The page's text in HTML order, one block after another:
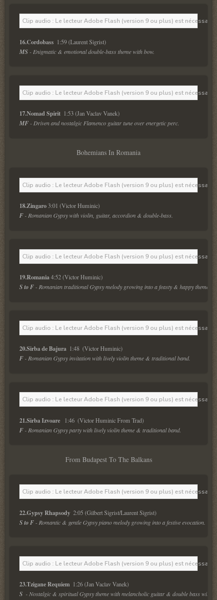
Clip audio : Le lecteur Adobe Flash (version 9 ou plus) est
16.Cordobass 1:59 (Laurent Sigrist)
MS - Enigmatic & emotional double-bass theme with bow.
Clip audio : Le lecteur Adobe Flash (version 9 ou plus) est
17.Nomad Spirit 1:53 (Jan Vaclav Vanek)
MF - Driven and nostalgic Flamenco guitar tune over energetic perc.
Bohemians In Romania
Clip audio : Le lecteur Adobe Flash (version 9 ou plus) est
18.Zingaro 3:01 (Victor Huminic)
F - Romanian Gypsy with violin, guitar, accordion & double-bass.
Clip audio : Le lecteur Adobe Flash (version 9 ou plus) est
19.Romania 4:52 (Victor Huminic)
S to F - Romanian traditional Gypsy melody growing into a feasty & happy theme.
Clip audio : Le lecteur Adobe Flash (version 9 ou plus) est
20.Sirba de Bajura 1:48  (Victor Huminic)
F - Romanian Gypsy invitation with lively violin theme & traditional band.
Clip audio : Le lecteur Adobe Flash (version 9 ou plus) est
21.Sirba Izvoare 1:46  (Victor Huminic From Trad)
F - Romanian Gypsy party with lively violin theme & traditional band.
From Budapest To The Balkans
Clip audio : Le lecteur Adobe Flash (version 9 ou plus) est
22.Gypsy Rhapsody 2:05 (Gilbert Sigrist/Laurent Sigrist)
S to F - Romantic & gentle Gypsy piano melody growing into a festive evocation.
Clip audio : Le lecteur Adobe Flash (version 9 ou plus) est
23.Tzigane Requiem 1:26 (Jan Vaclav Vanek)
S - Nostalgic & spiritual Gypsy theme with melancholic guitar & double bass with